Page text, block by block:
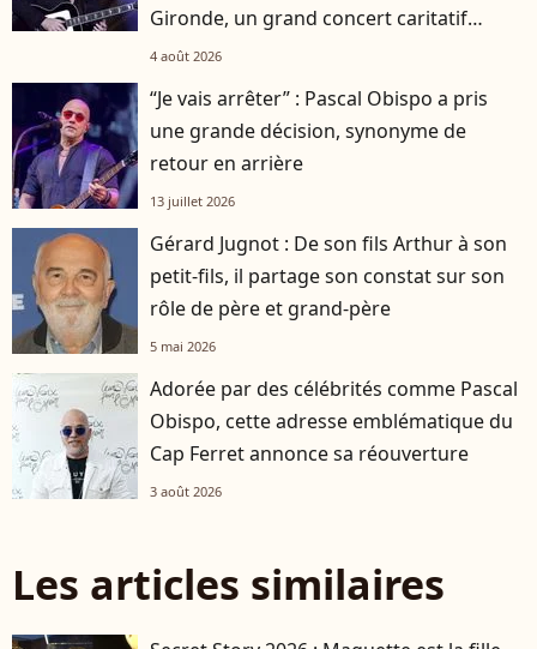
Gironde, un grand concert caritatif
annoncé
4 août 2026
“Je vais arrêter” : Pascal Obispo a pris
une grande décision, synonyme de
retour en arrière
13 juillet 2026
Gérard Jugnot : De son fils Arthur à son
petit-fils, il partage son constat sur son
rôle de père et grand-père
5 mai 2026
Adorée par des célébrités comme Pascal
Obispo, cette adresse emblématique du
Cap Ferret annonce sa réouverture
3 août 2026
Les articles similaires